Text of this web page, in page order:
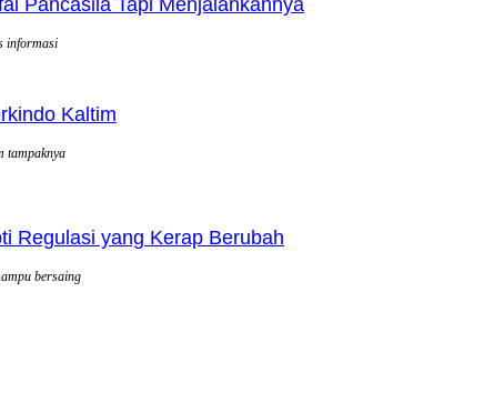
Pancasila Tapi Menjalankannya
informasi
Kaltim
tampaknya
Regulasi yang Kerap Berubah
bersaing